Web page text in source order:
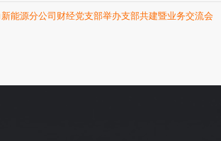
能源分公司财经党支部举办支部共建暨业务交流会